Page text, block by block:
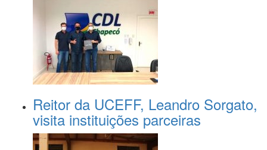
Reitor da UCEFF, Leandro Sorgato,
visita instituições parceiras